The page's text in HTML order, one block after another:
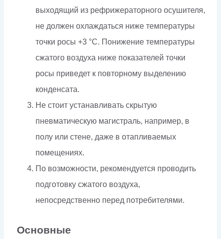
выходящий из рефрижераторного осушителя,
не должен охлаждаться ниже температуры
точки росы +3 °С. Понижение температуры
сжатого воздуха ниже показателей точки
росы приведет к повторному выделению
конденсата.
Не стоит устанавливать скрытую
пневматическую магистраль, например, в
полу или стене, даже в отапливаемых
помещениях.
По возможности, рекомендуется проводить
подготовку сжатого воздуха,
непосредственно перед потребителями.
Основные